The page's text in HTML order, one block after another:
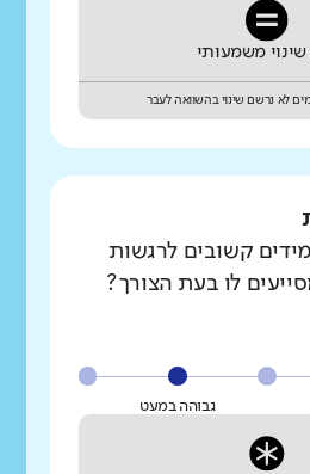
משמעותי
לא נרשם שינוי בהשוואה לעבר
קשובים לרגשות
לו בעת הצורך?
גבוהה במעט